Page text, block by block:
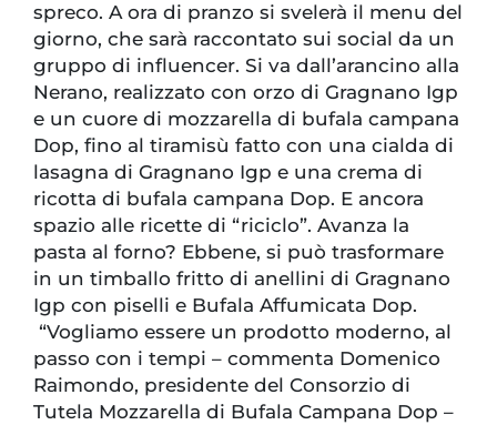
spreco. A ora di pranzo si svelerà il menu del
giorno, che sarà raccontato sui social da un
gruppo di influencer. Si va dall’arancino alla
Nerano, realizzato con orzo di Gragnano Igp
e un cuore di mozzarella di bufala campana
Dop, fino al tiramisù fatto con una cialda di
lasagna di Gragnano Igp e una crema di
ricotta di bufala campana Dop. E ancora
spazio alle ricette di “riciclo”. Avanza la
pasta al forno? Ebbene, si può trasformare
in un timballo fritto di anellini di Gragnano
Igp con piselli e Bufala Affumicata Dop.
“Vogliamo essere un prodotto moderno, al
passo con i tempi – commenta Domenico
Raimondo, presidente del Consorzio di
Tutela Mozzarella di Bufala Campana Dop –